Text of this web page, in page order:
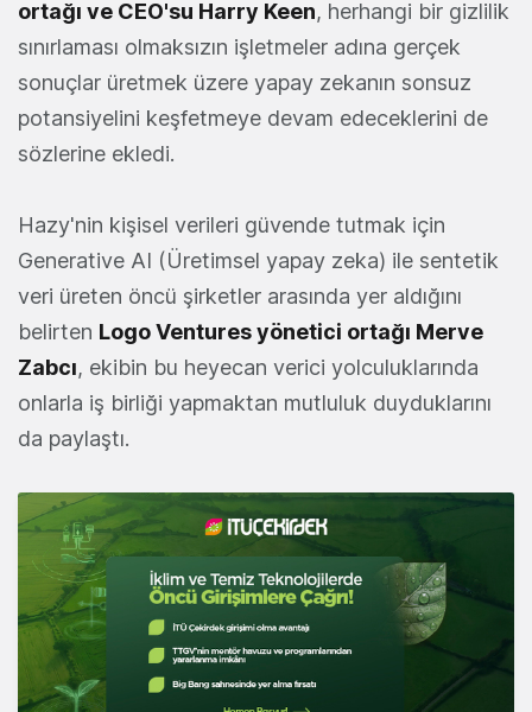
ortağı ve CEO'su Harry Keen, herhangi bir gizlilik
sınırlaması olmaksızın işletmeler adına gerçek
sonuçlar üretmek üzere yapay zekanın sonsuz
potansiyelini keşfetmeye devam edeceklerini de
sözlerine ekledi.
Hazy'nin kişisel verileri güvende tutmak için
Generative AI (Üretimsel yapay zeka) ile sentetik
veri üreten öncü şirketler arasında yer aldığını
belirten Logo Ventures yönetici ortağı Merve
Zabcı, ekibin bu heyecan verici yolculuklarında
onlarla iş birliği yapmaktan mutluluk duyduklarını
da paylaştı.